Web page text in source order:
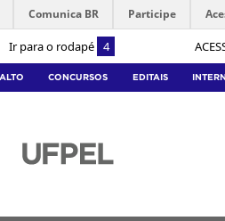
Ir para o rodapé 4
Comunica BR Participe
CONCURSOS EDITAIS